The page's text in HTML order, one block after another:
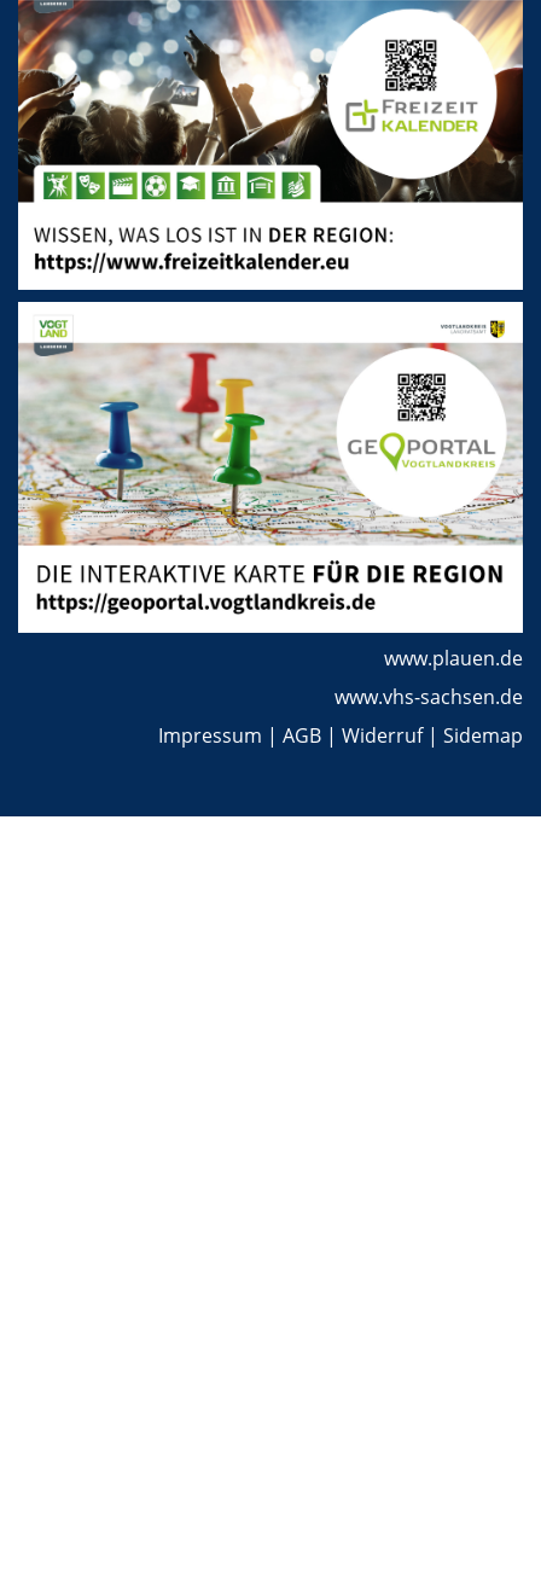
www.plauen.de
www.vhs-sachsen.de
Impressum | AGB | Widerruf| Sidemap